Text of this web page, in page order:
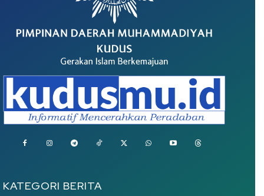
KATEGORI BERITA